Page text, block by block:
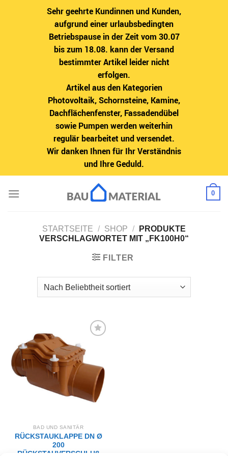
Sehr geehrte Kundinnen und Kunden,
aufgrund einer urlaubsbedingten
Betriebspause in der Zeit vom 30.07
bis zum 18.08. kann der Versand
bestimmter Artikel leider nicht
erfolgen.
Artikel aus den Kategorien
Photovoltaik, Schornsteine, Kamine,
Dachflächenfenster, Fassadendübel
sowie Pumpen werden weiterhin
regulär bearbeitet und versendet.
Wir danken Ihnen für Ihr Verständnis
und Ihre Geduld.
Inhalt
0
STARTSEITE / SHOP /
PRODUKTE
VERSCHLAGWORTET MIT „FK100H0“
FILTER
Wunschliste
hinzufügen
BAD UND SANITÄR
RÜCKSTAUKLAPPE DN Ø
200
RÜCKSTAUVERSCHLUß